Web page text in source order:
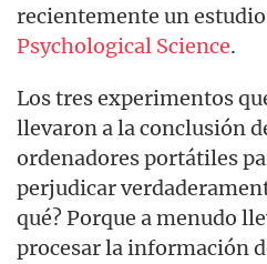
recientemente un
Psychological Science.
Los tres experimentos
llevaron a la conclusión
ordenadores portátiles
perjudicar
qué? Porque a menudo
procesar la información